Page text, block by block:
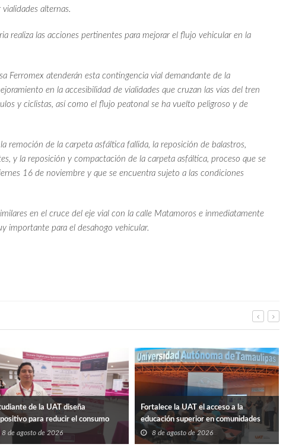
alternas.
realiza las acciones pertinentes para mejorar el flujo vehicular en la
Ferromex atenderán esta contingencia vial demandante de la
en la accesibilidad de vialidades que cruzan las vías del tren
y ciclistas, así como el flujo peatonal se ha vuelto peligroso y de
remoción de la carpeta asfáltica fallida, la reposición de balastros,
y la reposición y compactación de la carpeta asfáltica, proceso que se
16 de noviembre y que se encuentra sujeto a las condiciones
en el cruce del eje vial con la calle Matamoros e inmediatamente
importante para el desahogo vehicular.
de la UAT diseña
para reducir el consumo
en edificios
8 de agosto de 2026
Fortalece la UAT el acceso a la
educación superior en comunidades
8 de agosto de 2026